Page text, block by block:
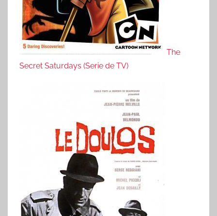
The
Secret Saturdays (Serie de TV)